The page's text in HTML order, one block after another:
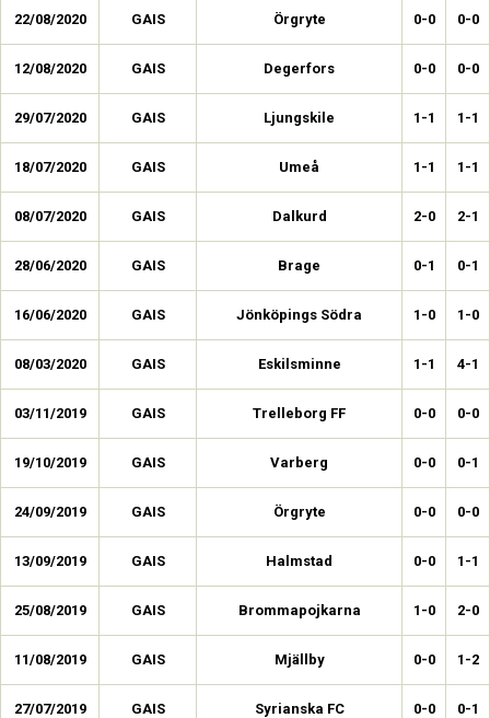
22/08/2020 GAIS Örgryte 0-0 0-0
12/08/2020 GAIS Degerfors 0-0 0-0
29/07/2020 GAIS Ljungskile 1-1 1-1
18/07/2020 GAIS Umeå 1-1 1-1
08/07/2020 GAIS Dalkurd 2-0 2-1
28/06/2020 GAIS Brage 0-1 0-1
16/06/2020 GAIS Jönköpings Södra 1-0 1-0
08/03/2020 GAIS Eskilsminne 1-1 4-1
03/11/2019 GAIS Trelleborg FF 0-0 0-0
19/10/2019 GAIS Varberg 0-0 0-1
24/09/2019 GAIS Örgryte 0-0 0-0
13/09/2019 GAIS Halmstad 0-0 1-1
25/08/2019 GAIS Brommapojkarna 1-0 2-0
11/08/2019 GAIS Mjällby 0-0 1-2
27/07/2019 GAIS Syrianska FC 0-0 0-1